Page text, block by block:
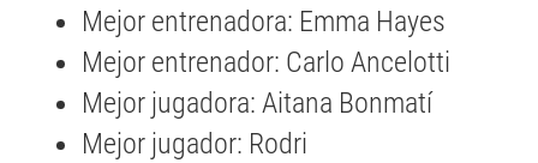
Mejor entrenadora: Emma Hayes
Mejor entrenador: Carlo Ancelotti
Mejor jugadora: Aitana Bonmatí
Mejor jugador: Rodri